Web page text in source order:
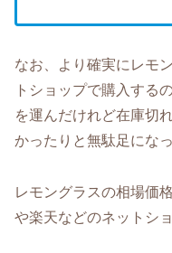
なお、より確実にレモ
トショップで購入する
を運んだけれど在庫切
かったりと無駄足にな
レモングラスの相場価
や楽天などのネットシ